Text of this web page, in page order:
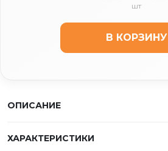
шт
В КОРЗИНУ
ОПИСАНИЕ
ХАРАКТЕРИСТИКИ